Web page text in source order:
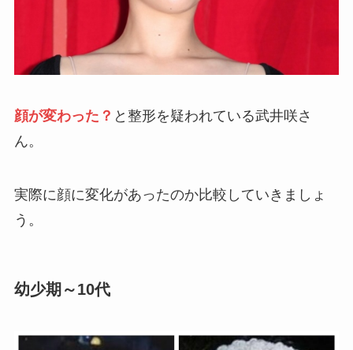
顔が変わった ？ と整形を疑われている武井咲さ
ん。
実際に顔に変化があったのか比較していきましょ
う。
幼少期～10代